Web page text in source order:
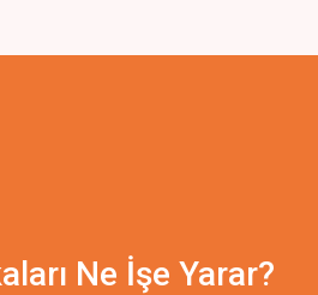
Ne İşe Yarar?